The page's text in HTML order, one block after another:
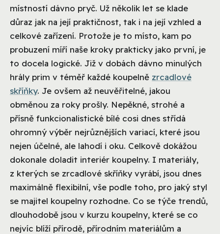
místností dávno pryč. Už několik let se klade
důraz jak na její praktičnost, tak i na její vzhled a
celkové zařízení. Protože je to místo, kam po
probuzení míří naše kroky prakticky jako první, je
to docela logické. Již v dobách dávno minulých
hrály prim v téměř každé koupelně zrcadlové
skříňky. Je ovšem až neuvěřitelné, jakou
obměnou za roky prošly. Nepěkné, strohé a
přísně funkcionalistické bílé cosi dnes střídá
ohromný výběr nejrůznějších variací, které jsou
nejen účelné, ale lahodí i oku. Celkově dokážou
dokonale doladit interiér koupelny. I materiály,
z kterých se zrcadlové skříňky vyrábí, jsou dnes
maximálně flexibilní, vše podle toho, pro jaký styl
se majitel koupelny rozhodne. Co se týče trendů,
dlouhodobě jsou v kurzu koupelny, které se co
nejvíc blíží přírodě, přírodním materiálům a